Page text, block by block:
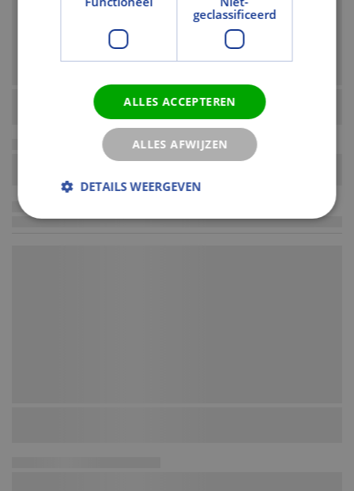
geclassificeerd
ALLES ACCEPTEREN
ALLES AFWIJZEN
DETAILS WEERGEVEN